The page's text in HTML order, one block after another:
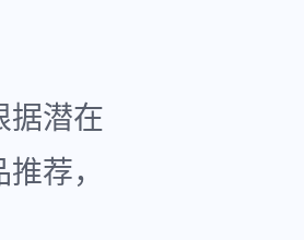
据潜在
荐，